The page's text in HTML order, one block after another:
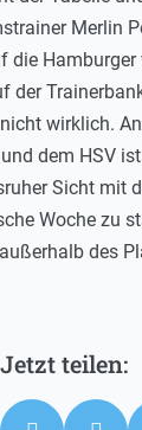
Merlin
die Hamburger
der
wirklich.
dem HSV
Sicht mit
Woche zu
des